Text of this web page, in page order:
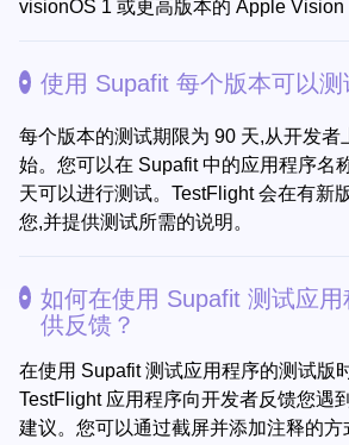
visionOS 1 或更高版本的 Apple Vision
使用 Supafit 每个版本可以测
每个版本的测试期限为 90 天,从开发者
始。您可以在 Supafit 中的应用程序名
天可以进行测试。TestFlight 会在有新
您,并提供测试所需的说明。
如何在使用 Supafit 测试应
供反馈？
在使用 Supafit 测试应用程序的测试版
TestFlight 应用程序向开发者反馈您遇
建议。您可以通过截屏并添加注释的方